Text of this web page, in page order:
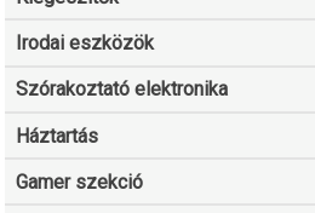
Irodai eszközök
Szórakoztató elektronika
Háztartás
Gamer szekció